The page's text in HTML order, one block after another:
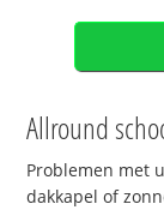
Allround
Problemen met
dakkapel of